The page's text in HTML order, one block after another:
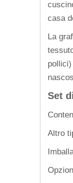
casa
La
Set
Altro